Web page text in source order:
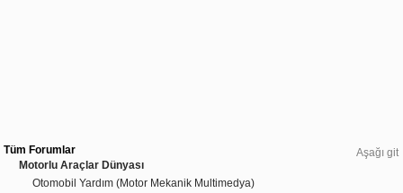
Aşağı git
Tüm Forumlar
Motorlu Araçlar Dünyası
Otomobil Yardım (Motor Mekanik Multimedya)